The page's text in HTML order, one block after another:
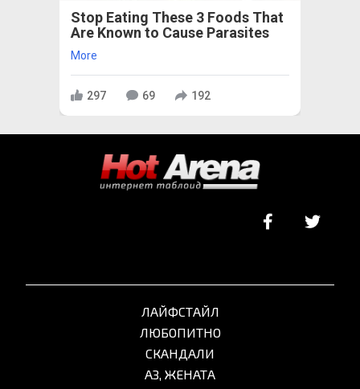
Stop Eating These 3 Foods That
Are Known to Cause Parasites
More
297 69 192
ЛАЙФСТАЙЛ
ЛЮБОПИТНО
СКАНДАЛИ
АЗ, ЖЕНАТА